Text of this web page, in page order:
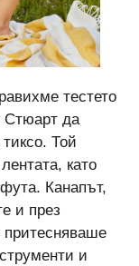
тестето
Стюарт да
Той
като
Канапът,
и през
притесняваше
и